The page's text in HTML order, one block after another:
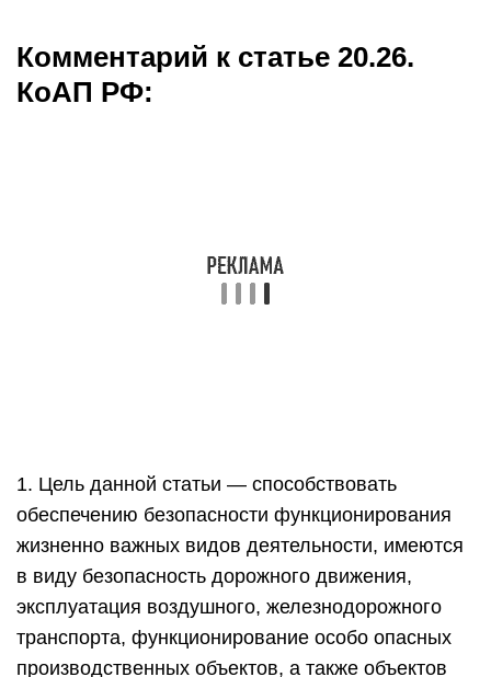
Комментарий к статье 20.26.
КоАП РФ:
1. Цель данной статьи — способствовать
обеспечению безопасности функционирования
жизненно важных видов деятельности, имеются
в виду безопасность дорожного движения,
эксплуатация воздушного, железнодорожного
транспорта, функционирование особо опасных
производственных объектов, а также объектов